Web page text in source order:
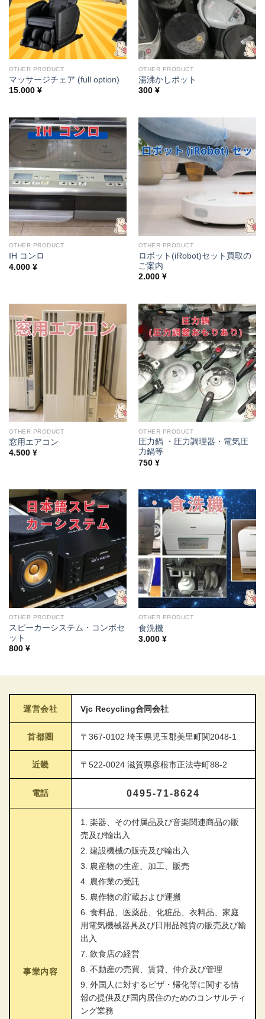
OTHER PRODUCT
マッサージチェア (full option)
15.000 ¥
OTHER PRODUCT
湯沸かしポット
300 ¥
OTHER PRODUCT
IH コンロ
4.000 ¥
OTHER PRODUCT
ロボット(iRobot)セット買取の
ご案内
2.000 ¥
OTHER PRODUCT
窓用エアコン
4.500 ¥
OTHER PRODUCT
圧力鍋 ・圧力調理器・電気圧
力鍋等
750 ¥
OTHER PRODUCT
スピーカーシステム・コンボセ
ット
800 ¥
OTHER PRODUCT
食洗機
3.000 ¥
運営会社 Vjc Recycling合同会社
首都圏 〒367-0102 埼玉県児玉郡美里町関2048-1
近畿 〒522-0024 滋賀県彦根市正法寺町88-2
電話 0495-71-8624
事業内容
1. 楽器、その付属品及び音楽関連商品の販
売及び輸出入
2. 建設機械の販売及び輸出入
3. 農産物の生産、加工、販売
4. 農作業の受託
5. 農作物の貯蔵および運搬
6. 食料品、医薬品、化粧品、衣料品、家庭
用電気機械器具及び日用品雑貨の販売及び輸
出入
7. 飲食店の経営
8. 不動産の売買、賃貸、仲介及び管理
9. 外国人に対するビザ・帰化等に関する情
報の提供及び国内居住のためのコンサルティ
ング業務